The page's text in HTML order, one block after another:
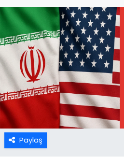
Paylaş